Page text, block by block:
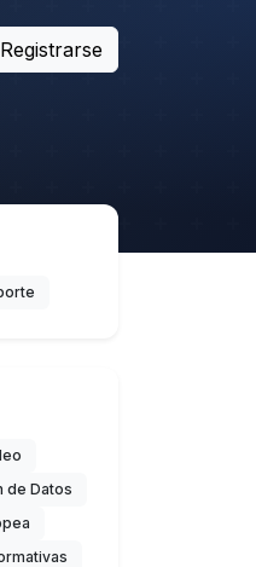
Registrarse
de Datos